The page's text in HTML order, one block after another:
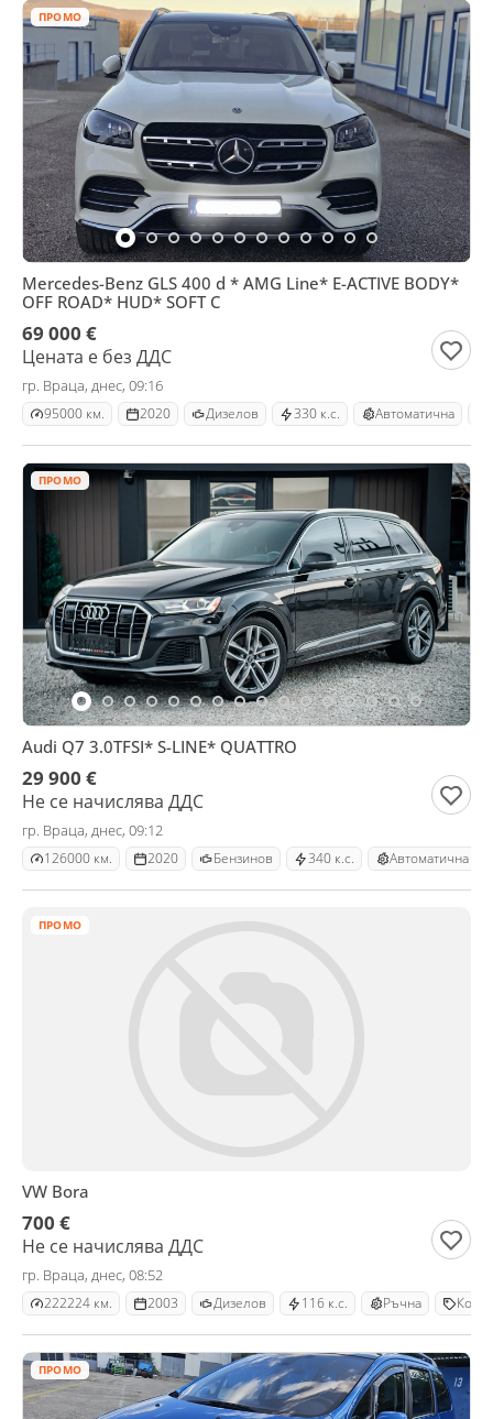
ПРОМО
Mercedes-Benz GLS 400 d * AMG Line* E-ACTIVE BODY*
OFF ROAD* HUD* SOFT C
69 000 €
Цената е без ДДС
гр. Враца, днес, 09:16
95000 км. 2020 Дизелов 330 к.с. Автоматична
ПРОМО
Audi Q7 3.0TFSI* S-LINE* QUATTRO
29 900 €
Не се начислява ДДС
гр. Враца, днес, 09:12
126000 км. 2020 Бензинов 340 к.с. Автоматична
ПРОМО
VW Bora
700 €
Не се начислява ДДС
гр. Враца, днес, 08:52
222224 км. 2003 Дизелов 116 к.с. Ръчна
ПРОМО